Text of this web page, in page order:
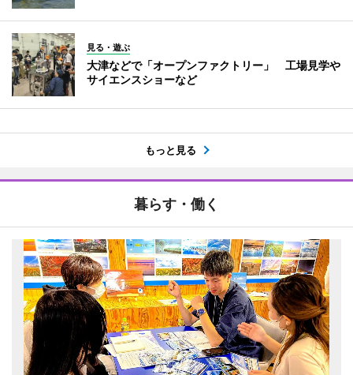
見る・遊ぶ
大津などで「オープンファクトリー」 工場見学や
サイエンスショーなど
もっと見る
暮らす・働く